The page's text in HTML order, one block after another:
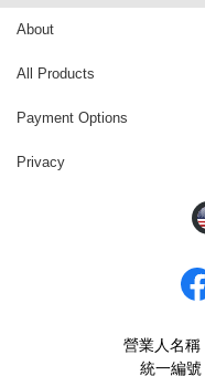
營業人名稱
統一編
About
All Products
Payment Options
Privacy